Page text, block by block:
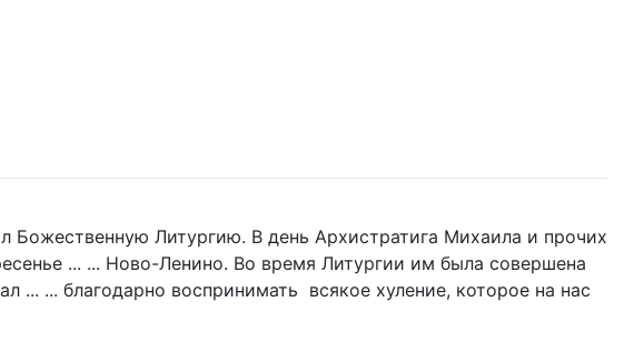
Божественную Литургию. В день Архистратига Михаила и прочих
... ... Ново-Ленино. Во время Литургии им была совершена
... благодарно воспринимать всякое хуление, которое на нас